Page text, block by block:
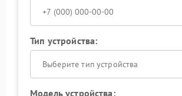
Тип устройства:
Выберите тип устройства
Модель устройства: